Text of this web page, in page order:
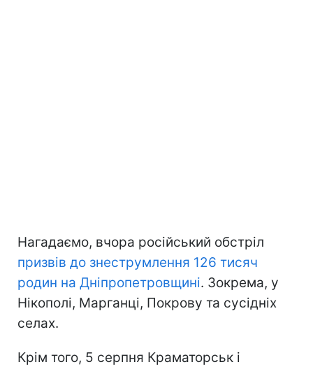
Нагадаємо, вчора російський обстріл
призвів до знеструмлення 126 тисяч
родин на Дніпропетровщині. Зокрема, у
Нікополі, Марганці, Покрову та сусідніх
селах.
Крім того, 5 серпня Краматорськ і